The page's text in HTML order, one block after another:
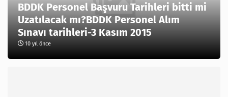
BDDK Personel Başvuru Tarihleri bitti mi
Uzatılacak mı?BDDK Personel Alım
Sınavı tarihleri-3 Kasım 2015
10 yıl önce